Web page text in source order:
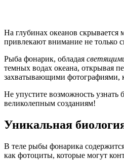
На глубинах океанов
привлекают внимание не только
Рыба фонарик, обладая
темных водах океана, открывая
захватывающими фотографиями,
Не упустите возможность узнать
великолепным созданиям!
Уникальная
В теле рыбы фонарика
как фотоциты, которые могут